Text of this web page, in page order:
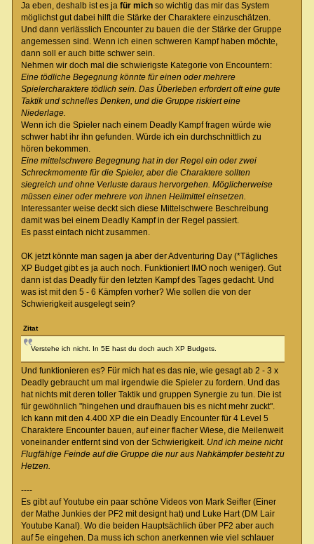
Ja eben, deshalb ist es ja für michso wichtig das mir das System
möglichst gut dabei hilft die Stärke der Charaktere einzuschätzen.
Und dann verlässlich Encounter zu bauen die der Stärke der Gruppe
angemessen sind. Wenn ich einen schweren Kampf haben möchte,
dann soll er auch bitte schwer sein.
Nehmen wir doch mal die schwierigste Kategorie von Encountern:
Eine tödliche Begegnung könnte für einen oder mehrere
Spielercharaktere tödlich sein. Das Überleben erfordert oft eine gute
Taktik und schnelles Denken, und die Gruppe riskiert eine
Niederlage.
Wenn ich die Spieler nach einem Deadly Kampf fragen würde wie
schwer habt ihr ihn gefunden. Würde ich ein durchschnittlich zu
hören bekommen.
Eine mittelschwere Begegnung hat in der Regel ein oder zwei
Schreckmomente für die Spieler, aber die Charaktere sollten
siegreich und ohne Verluste daraus hervorgehen. Möglicherweise
müssen einer oder mehrere von ihnen Heilmittel einsetzen.
Interessanter weise deckt sich diese Mittelschwere Beschreibung
damit was bei einem Deadly Kampf in der Regel passiert.
Es passt einfach nicht zusammen.
OK jetzt könnte man sagen ja aber der Adventuring Day (*Tägliches
XP Budget gibt es ja auch noch. Funktioniert IMO noch weniger). Gut
dann ist das Deadly für den letzten Kampf des Tages gedacht. Und
was ist mit den 5 - 6 Kämpfen vorher? Wie sollen die von der
Schwierigkeit ausgelegt sein?
Zitat
Verstehe ich nicht. In 5E hast du doch auch XP Budgets.
Und funktionieren es? Für mich hat es das nie, wie gesagt ab 2 - 3 x
Deadly gebraucht um mal irgendwie die Spieler zu fordern. Und das
hat nichts mit deren toller Taktik und gruppen Synergie zu tun. Die ist
für gewöhnlich "hingehen und draufhauen bis es nicht mehr zuckt".
Ich kann mit den 4.400 XP die ein Deadly Encounter für 4 Level 5
Charaktere Encounter bauen, auf einer flacher Wiese, die Meilenweit
voneinander entfernt sind von der Schwierigkeit. Und ich meine nicht
Flugfähige Feinde auf die Gruppe die nur aus Nahkämpfer besteht zu
Hetzen.
----
Es gibt auf Youtube ein paar schöne Videos von Mark Seifter (Einer
der Mathe Junkies der PF2 mit designt hat) und Luke Hart (DM Lair
Youtube Kanal). Wo die beiden Hauptsächlich über PF2 aber auch
auf 5e eingehen. Da muss ich schon anerkennen wie viel schlauer